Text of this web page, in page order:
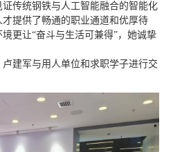
传统钢铁与人工智能融合的智能化
提供了畅通的职业通道和优厚待
更让“奋斗与生活可兼得”，她诚挚
建军与用人单位和求职学子进行交